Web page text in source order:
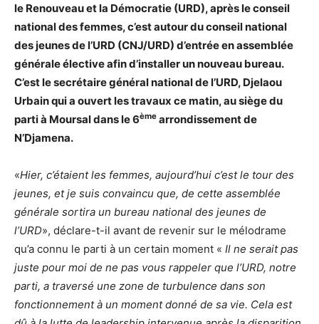
le Renouveau et la Démocratie (URD), après le conseil
national des femmes, c’est autour du conseil national
des jeunes de l’URD (CNJ/URD) d’entrée en assemblée
générale élective afin d’installer un nouveau bureau.
C’est le secrétaire général national de l’URD, Djelaou
Urbain qui a ouvert les travaux ce matin, au siège du
parti à Moursal dans le 6ème arrondissement de
N’Djamena.
«Hier, c’étaient les femmes, aujourd’hui c’est le tour des
jeunes, et je suis convaincu que, de cette assemblée
générale sortira un bureau national des jeunes de
l’URD», déclare-t-il avant de revenir sur le mélodrame
qu’a connu le parti à un certain moment « Il ne serait pas
juste pour moi de ne pas vous rappeler que l’URD, notre
parti, a traversé une zone de turbulence dans son
fonctionnement à un moment donné de sa vie. Cela est